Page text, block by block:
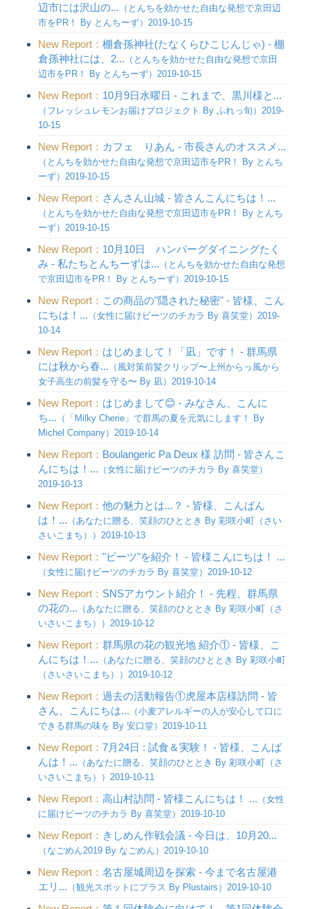
辺市には沢山の... （とんちを効かせた自由な発想で京田辺
市をPR！ By とんちーず）2019-10-15
New Report： 棚倉孫神社(たなくらひこじんじゃ) - 棚
倉孫神社には、2... （とんちを効かせた自由な発想で京田
辺市をPR！ By とんちーず）2019-10-15
New Report： 10月9日水曜日 - これまで、黒川様と...
（フレッシュレモンお届けプロジェクト By ふれっ旬）2019-
10-15
New Report： カフェ りあん - 市長さんのオススメ...
（とんちを効かせた自由な発想で京田辺市をPR！ By とんち
ーず）2019-10-15
New Report： さんさん山城 - 皆さんこんにちは！...
（とんちを効かせた自由な発想で京田辺市をPR！ By とんち
ーず）2019-10-15
New Report： 10月10日 ハンバーグダイニングたく
み - 私たちとんちーずは... （とんちを効かせた自由な発想
で京田辺市をPR！ By とんちーず）2019-10-15
New Report： この商品の"隠された秘密" - 皆様、こん
にちは！... （女性に届けビーツのチカラ By 喜笑堂）2019-
10-14
New Report： はじめまして！「凪」です！ - 群馬県
には秋から春... （風対策前髪クリップ〜上州からっ風から
女子高生の前髪を守る〜 By 凪）2019-10-14
New Report： はじめまして😊 - みなさん、こんに
ち... （「Milky Cherie」で群馬の夏を元気にします！ By
Michel Company）2019-10-14
New Report： Boulangeric Pa Deux 様 訪問 - 皆さんこ
んにちは！... （女性に届けビーツのチカラ By 喜笑堂）
2019-10-13
New Report： 他の魅力とは...？ - 皆様、こんばん
は！... （あなたに贈る、笑顔のひととき By 彩咲小町（さい
さいこまち））2019-10-13
New Report： "ビーツ"を紹介！ - 皆様こんにちは！ ...
（女性に届けビーツのチカラ By 喜笑堂）2019-10-12
New Report： SNSアカウント紹介！ - 先程、群馬県
の花の... （あなたに贈る、笑顔のひととき By 彩咲小町（さ
いさいこまち））2019-10-12
New Report： 群馬県の花の観光地 紹介① - 皆様、こ
んにちは！... （あなたに贈る、笑顔のひととき By 彩咲小町
（さいさいこまち））2019-10-12
New Report： 過去の活動報告①虎屋本店様訪問 - 皆
さん、こんにちは... （小麦アレルギーの人が安心して口に
できる群馬の味を By 安口堂）2019-10-11
New Report： 7月24日 : 試食＆実験！ - 皆様、こんば
んは！... （あなたに贈る、笑顔のひととき By 彩咲小町（さ
いさいこまち））2019-10-11
New Report： 高山村訪問 - 皆様こんにちは！ ... （女性
に届けビーツのチカラ By 喜笑堂）2019-10-10
New Report： きしめん作戦会議 - 今日は、10月20...
（なごめん2019 By なごめん）2019-10-10
New Report： 名古屋城周辺を探索 - 今まで名古屋港
エリ... （観光スポットにプラス By Plustairs）2019-10-10